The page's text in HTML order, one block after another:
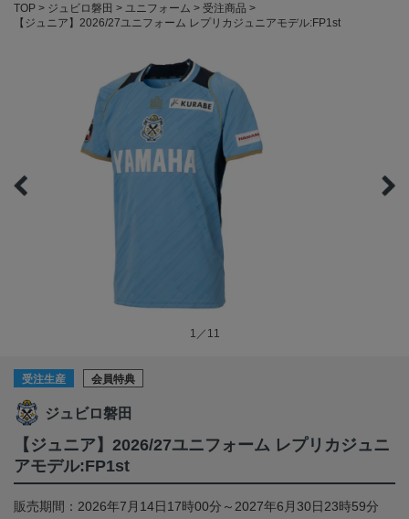
TOP ジュビロ磐田 ユニフォーム
受注商品
【ジュニア】2026/27ユニフォーム レプリカジュニアモデル:FP1st
1／11
受注生産 会員特典
ジュビロ磐田
【ジュニア】2026/27ユニフォーム レプリカジュニ
アモデル:FP1st
販売期間：2026年7月14日17時00分～2027年6月30日23時59分